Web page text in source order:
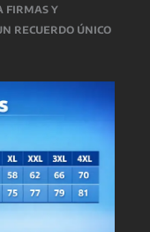
firmas y
recuerdo único